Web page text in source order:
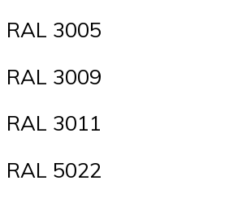
RAL 3005
RAL 3009
RAL 3011
RAL 5022